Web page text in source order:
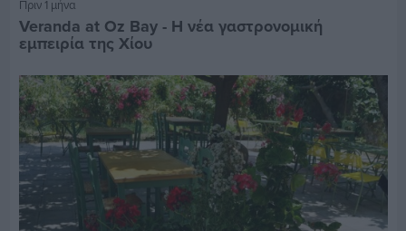
Πριν 1 μήνα
Veranda at Oz Bay - Η νέα γαστρονομική
εμπειρία της Χίου